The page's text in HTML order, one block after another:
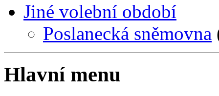
Jiné volební období
Poslanecká sněmovna
Hlavní menu